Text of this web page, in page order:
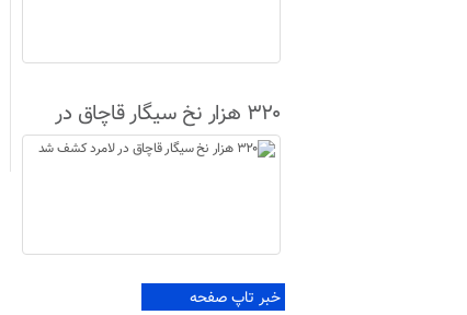
۳۲۰ هزار نخ سیگار قاچاق در
لامرد کشف شد
خبر تاپ صفحه